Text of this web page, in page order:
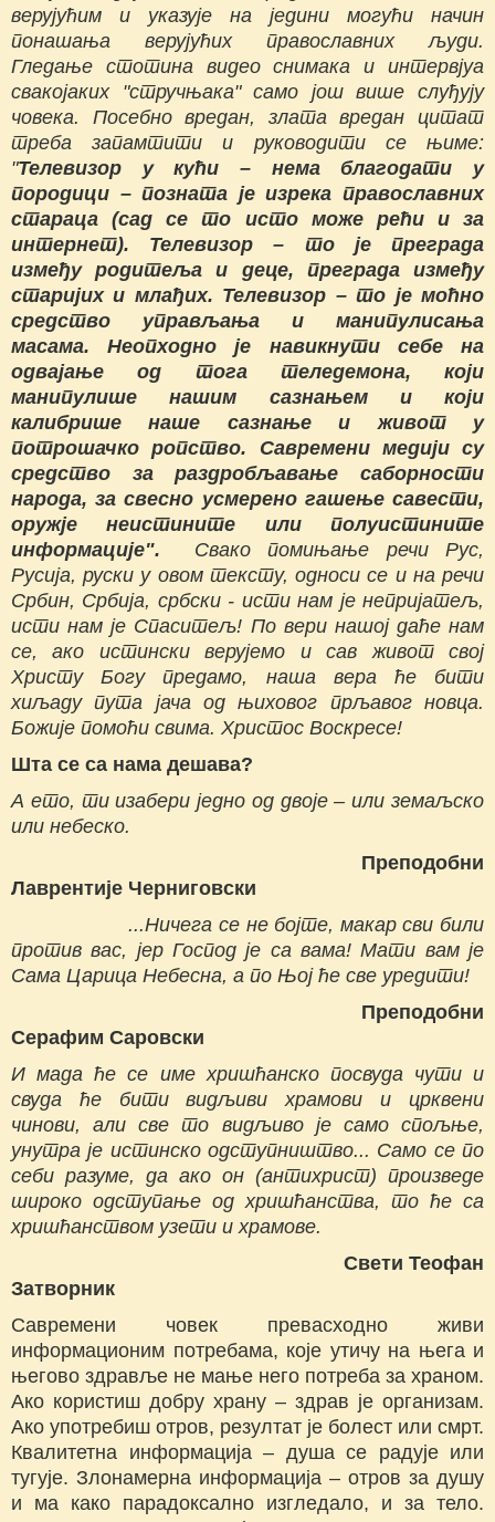
верујућим и указује на једини могући начин
понашања верујућих православних људи.
Гледање стотина видео снимака и интервјуа
свакојаких "стручњака" само још више слуђују
човека. Посебно вредан, злата вредан цитат
треба запамтити и руководити се њиме:
"Телевизор у кући – нема благодати у
породици – позната је изрека православних
стараца (сад се то исто може рећи и за
интернет). Телевизор – то је преграда
између родитеља и деце, преграда између
старијих и млађих. Телевизор – то је моћно
средство управљања и манипулисања
масама.
Неопходно је навикнути себе на
одвајање од тога теледемона, који
манипулише нашим сазнањем и који
калибрише наше сазнање и живот у
потрошачко ропство. Савремени медији су
средство за раздробљавање саборности
народа, за свесно усмерено гашење савести,
оружје неистините или полуистините
информације". Свако помињање речи Рус,
Русија, руски у овом тексту, односи се и на речи
Србин, Србија, србски - исти нам је непријатељ,
исти нам је Спаситељ! По вери нашој даће нам
се, ако истински верујемо и сав живот свој
Христу Богу предамо, наша вера ће бити
хиљаду пута јача од њиховог прљавог новца.
Божије помоћи свима. Христос Воскресе!
Шта се са нама дешава?
А ето, ти изабери једно од двоје – или земаљско
или небеско.
Преподобни
Лаврентије Черниговски
...Ничега се не бојте, макар сви били
против вас, јер Господ је са вама! Мати вам је
Сама Царица Небесна, а по Њој ће све уредити!
Преподобни
Серафим Саровски
И мада ће се име хришћанско посвуда чути и
свуда ће бити видљиви храмови и црквени
чинови, али све то видљиво је само спољње,
унутра је истинско одступништво... Само се по
себи разуме, да ако он (антихрист) произведе
широко одступање од хришћанства, то ће са
хришћанством узети и храмове.
Свети Теофан
Затворник
Савремени човек превасходно живи
информационим потребама, које утичу на њега и
његово здравље не мање него потреба за храном.
Ако користиш добру храну – здрав је организам.
Ако употребиш отров, резултат је болест или смрт.
Квалитетна информација – душа се радује или
тугује. Злонамерна информација – отров за душу
и ма како парадоксално изгледало, и за тело.